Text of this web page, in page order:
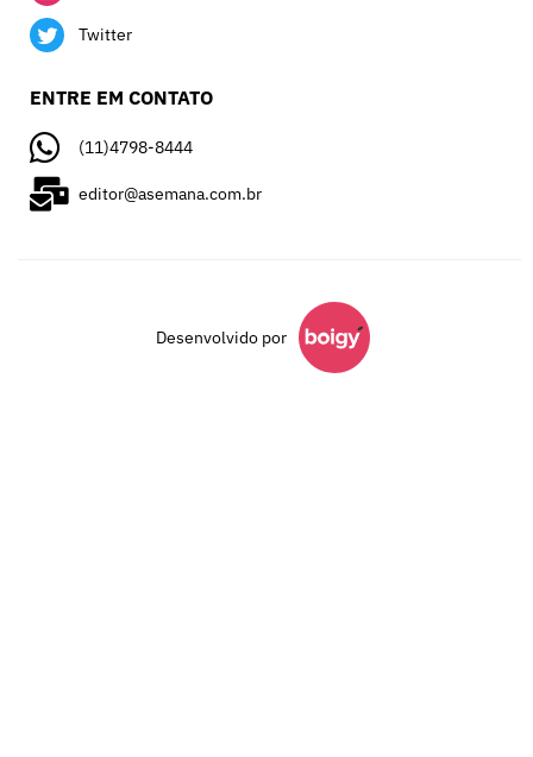
Twitter
ENTRE EM CONTATO
(11)4798-8444
editor@asemana.com.br
Desenvolvido por